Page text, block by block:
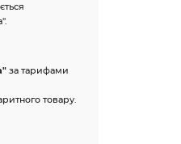
за тарифами
товару.